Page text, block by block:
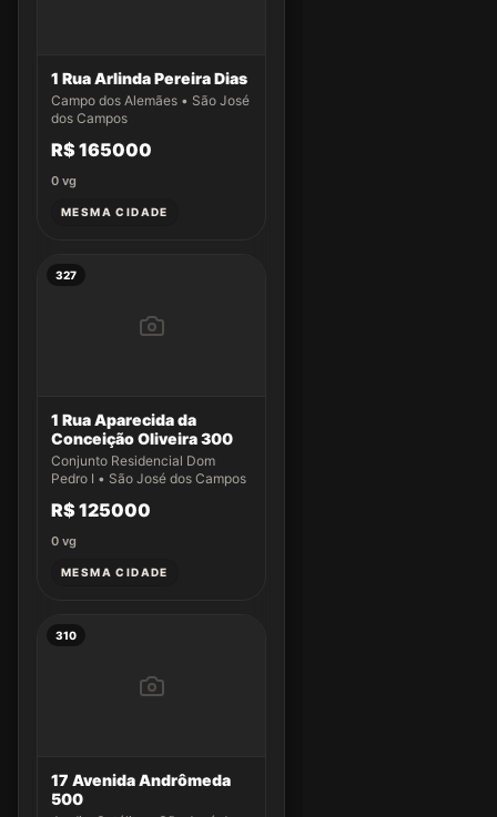
1 Rua Arlinda Pereira Dias
Campo dos Alemães • São José
dos Campos
R$ 165000
0 vg
MESMA CIDADE
327
1 Rua Aparecida da
Conceição Oliveira 300
Conjunto Residencial Dom
Pedro I • São José dos Campos
R$ 125000
0 vg
MESMA CIDADE
310
17 Avenida Andrômeda
500